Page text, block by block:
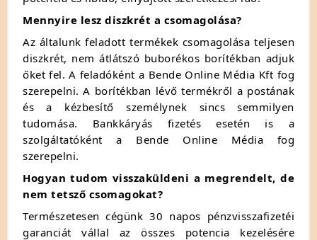
Mennyire lesz diszkrét a csomagolása?
Az általunk feladott termékek csomagolása teljesen
diszkrét, nem átlátszó buborékos borítékban adjuk
őket fel. A feladóként a Bende Online Média Kft fog
szerepelni. A borítékban lévő termékről a postának
és a kézbesítő személynek sincs semmilyen
tudomása. Bankkáryás fizetés esetén is a
szolgáltatóként a Bende Online Média fog
szerepelni.
Hogyan tudom visszaküldeni a megrendelt, de
nem tetsző csomagokat?
Természetesen cégünk 30 napos pénzvisszafizetéi
garanciát vállal az összes potencia kezelésére